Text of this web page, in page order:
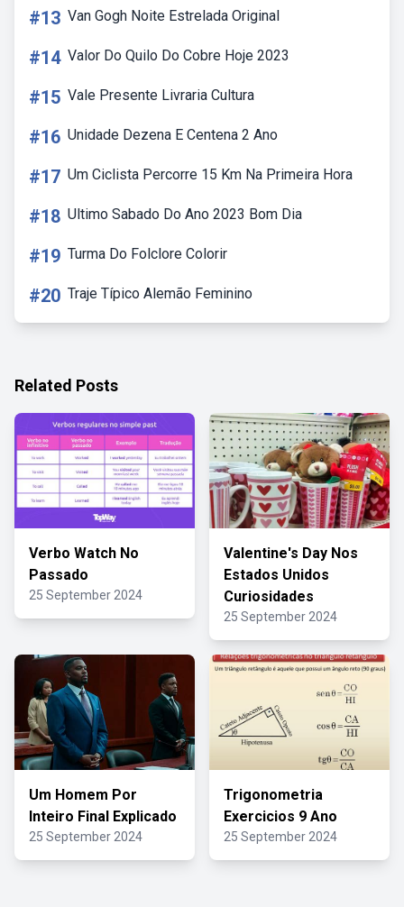
#13 Van Gogh Noite Estrelada Original
#14 Valor Do Quilo Do Cobre Hoje 2023
#15 Vale Presente Livraria Cultura
#16 Unidade Dezena E Centena 2 Ano
#17 Um Ciclista Percorre 15 Km Na Primeira Hora
#18 Ultimo Sabado Do Ano 2023 Bom Dia
#19 Turma Do Folclore Colorir
#20 Traje Típico Alemão Feminino
Related Posts
Verbo Watch No
Passado
25 September 2024
Valentine's Day Nos
Estados Unidos
Curiosidades
25 September 2024
Um Homem Por
Inteiro Final Explicado
25 September 2024
Trigonometria
Exercicios 9 Ano
25 September 2024